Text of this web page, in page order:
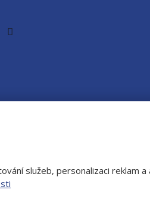
služeb, personalizaci reklam